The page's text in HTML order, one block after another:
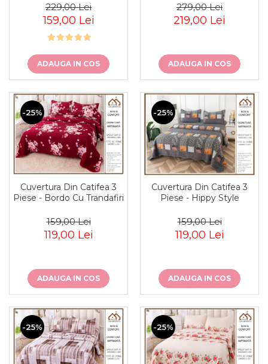
229,00 Lei
159,00 Lei
ADAUGA IN COS
279,00 Lei
219,00 Lei
ADAUGA IN COS
-25%
Cuvertura Din Catifea 3
Piese - Bordo Cu Trandafiri
159,00 Lei
119,00 Lei
ADAUGA IN COS
-25%
Cuvertura Din Catifea 3
Piese - Hippy Style
159,00 Lei
119,00 Lei
ADAUGA IN COS
-25% -25%